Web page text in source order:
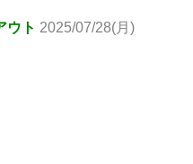
ウト 2025/07/28(月)